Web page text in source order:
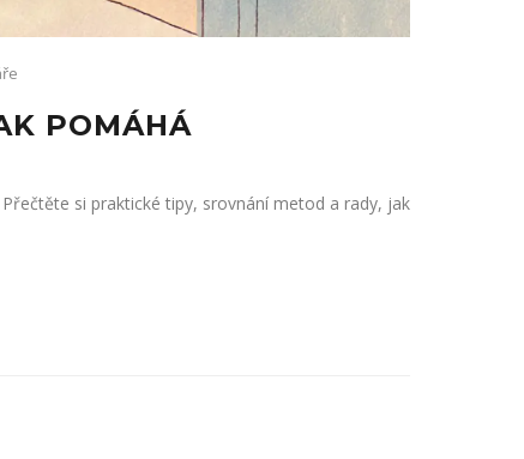
POMÁHÁ
si praktické tipy, srovnání metod a rady, jak